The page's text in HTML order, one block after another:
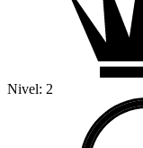
Nivel: 2